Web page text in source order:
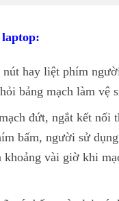
hay liệt phím
bảng mạch làm vệ
đứt, ngắt kết nối
bấm, người sử
khoảng vài giờ khi